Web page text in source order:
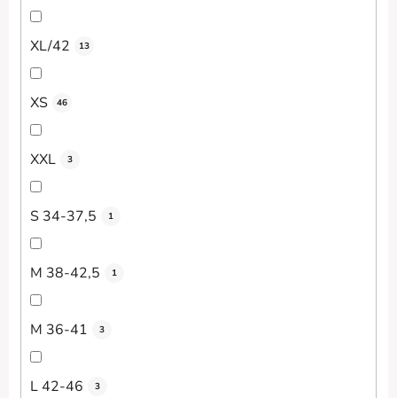
XL/42 13
XS 46
XXL 3
S 34-37,5 1
M 38-42,5 1
M 36-41 3
L 42-46 3